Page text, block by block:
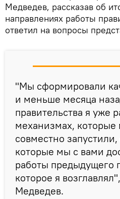
Медведев, рассказав об
направлениях работы
ответил на вопросы
"Мы сформировали
и меньше месяца
правительства я уже
механизмах,
совместно запустили,
которые мы с вами
работы предыдущего
которое я
Медведев.